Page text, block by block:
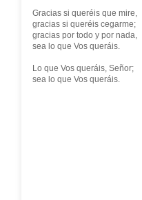
Gracias si queréis que mire,
gracias si queréis cegarme;
gracias por todo y por nada,
sea lo que Vos queráis.
Lo que Vos queráis, Señor;
sea lo que Vos queráis.